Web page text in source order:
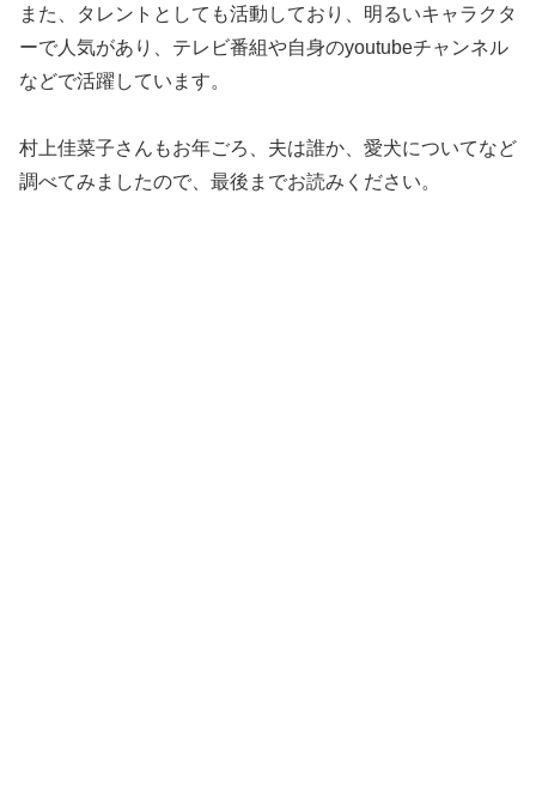
また、タレントとしても活動しており、明るいキャラクタ
ーで人気があり、テレビ番組や自身のyoutubeチャンネル
などで活躍しています。
村上佳菜子さんもお年ごろ、夫は誰か、愛犬についてなど
調べてみましたので、最後までお読みください。